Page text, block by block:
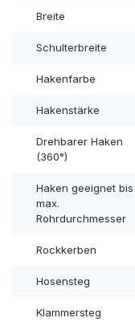
Breite
Schulterbreite
Hakenfarbe
Hakenstärke
Drehbarer Haken
(360°)
Haken geeignet bis
max.
Rohrdurchmesser
Rockkerben
Hosensteg
Klammersteg